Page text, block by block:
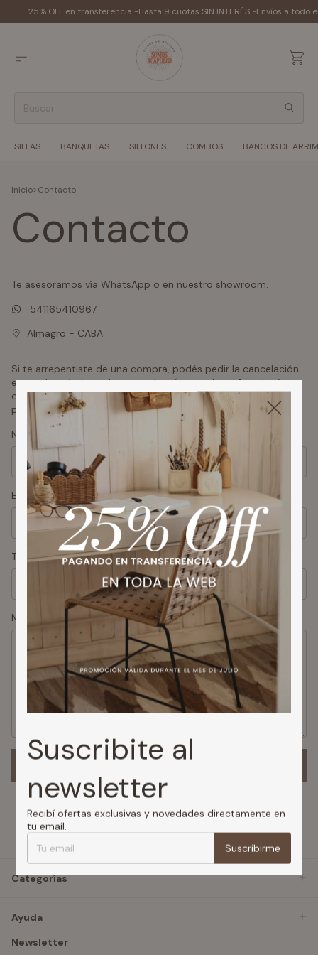
25% OFF en transferencia -Hasta 9 cuotas SIN INTERÉS -Envíos a todo
SILLAS BANQUETAS SILLONES COMBOS BANCOS DE
Inicio>Contacto
Contacto
Te asesoramos vía WhatsApp o en nuestro showroom.
541165410967
Almagro - CABA
Si te arrepentiste de una compra, podés pedir la cancelación
enviando este formulariocon tu número de orden.Tenés
como máximo hasta 10 días corridos desde que recibiste el
producto.
Nombre
Email
Teléfono
Mensaje
Categorías
Ayuda
Newsletter
Suscribite al
newsletter
Recibí ofertas exclusivas y novedades directamente en
tu email.
Suscribirme